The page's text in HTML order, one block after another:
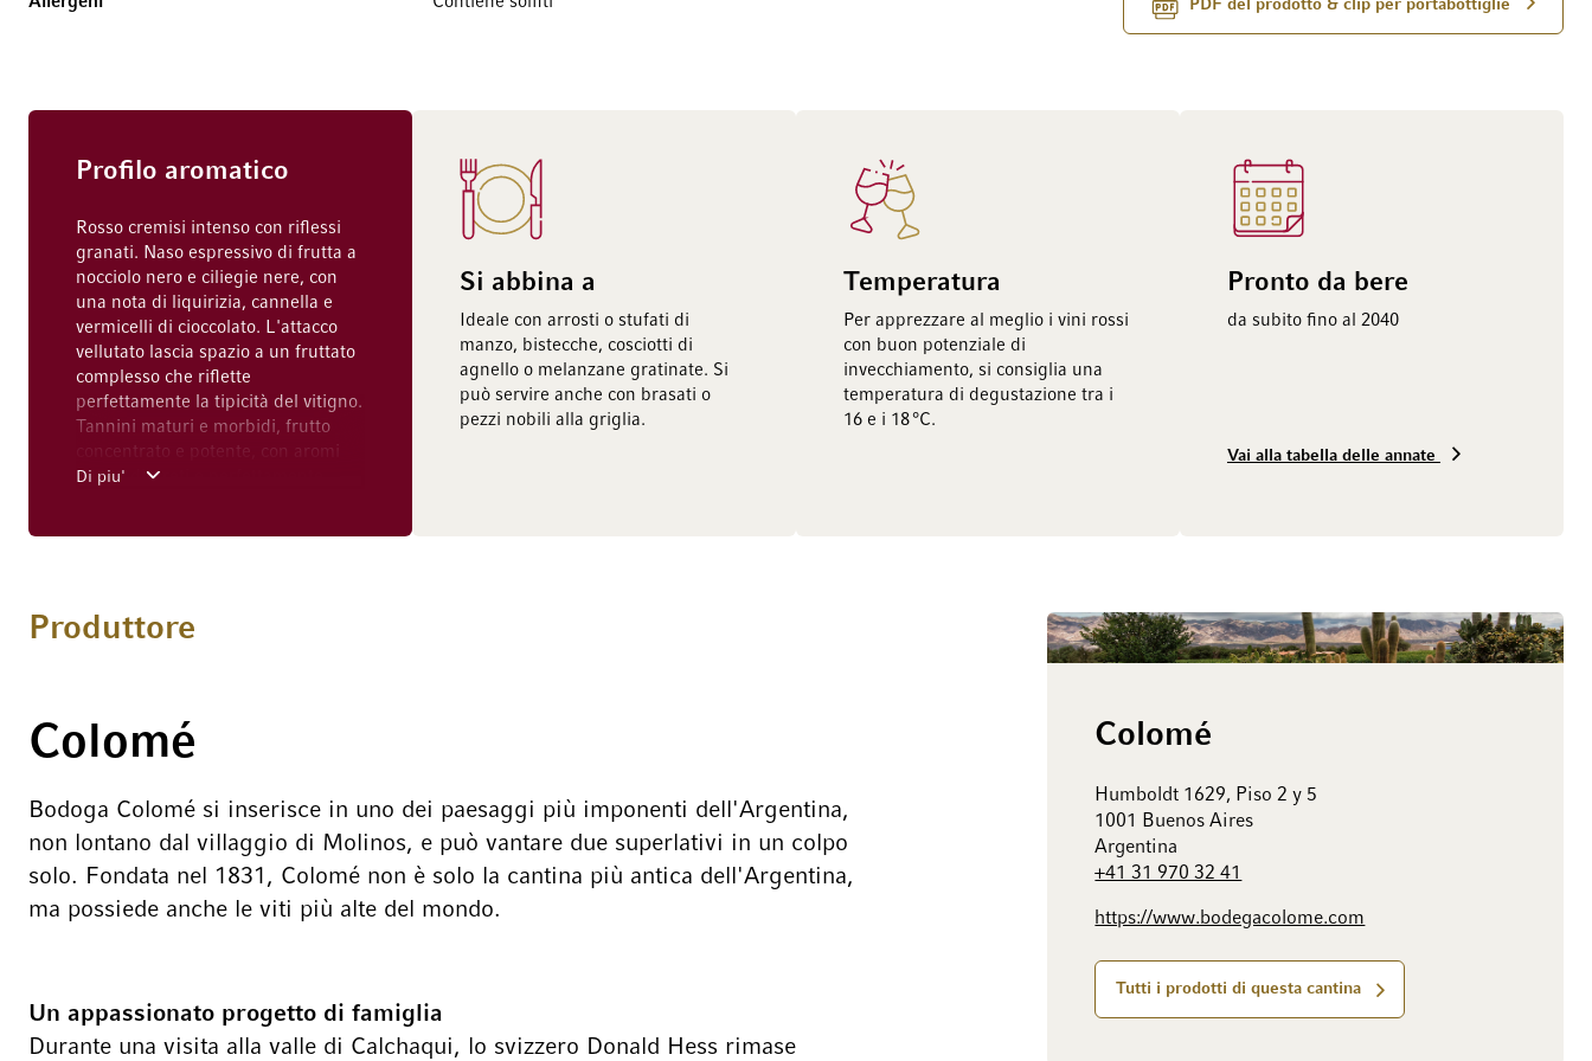
PDF del prodotto & clip per portabottiglie
Profilo aromatico
Rosso cremisi intenso con riflessi
granati. Naso espressivo di frutta a
nocciolo nero e ciliegie nere, con
una nota di liquirizia, cannella e
vermicelli di cioccolato. L'attacco
vellutato lascia spazio a un fruttato
complesso che riflette
perfettamente la tipicità del vitigno.
Tannini maturi e morbidi, frutto
concentrato e potente, con aromi
tostati discreti e perfettamente
Di piu'
Si abbina a
Ideale con arrosti o stufati di
manzo, bistecche, cosciotti di
agnello o melanzane gratinate. Si
può servire anche con brasati o
pezzi nobili alla griglia.
Temperatura
Per apprezzare al meglio i vini rossi
con buon potenziale di
invecchiamento, si consiglia una
temperatura di degustazione tra i
16 e i 18 °C.
Pronto da bere
da subito fino al 2040
Vai alla tabella delle annate
Colomé
Humboldt 1629, Piso 2 y 5
1001 Buenos Aires
Argentina
+41 31 970 32 41
https://www.bodegacolome.com
Tutti i prodotti di questa cantina
Produttore
Colomé
Bodoga Colomé si inserisce in uno dei paesaggi più imponenti dell'Argentina,
non lontano dal villaggio di Molinos, e può vantare due superlativi in un colpo
solo. Fondata nel 1831, Colomé non è solo la cantina più antica dell'Argentina,
ma possiede anche le viti più alte del mondo.
Un appassionato progetto di famiglia
Durante una visita alla valle di Calchaqui, lo svizzero Donald Hess rimase